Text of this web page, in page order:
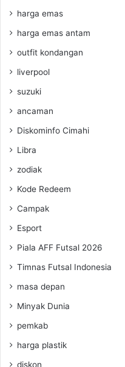
harga emas
harga emas antam
outfit kondangan
liverpool
suzuki
ancaman
Diskominfo Cimahi
Libra
zodiak
Kode Redeem
Campak
Esport
Piala AFF Futsal 2026
Timnas Futsal Indonesia
masa depan
Minyak Dunia
pemkab
harga plastik
diskon